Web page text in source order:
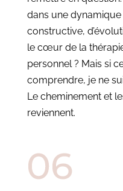
dans une
constructive,
le cœur de la
personnel ? Mais si
comprendre, je ne
Le cheminement et
reviennent.